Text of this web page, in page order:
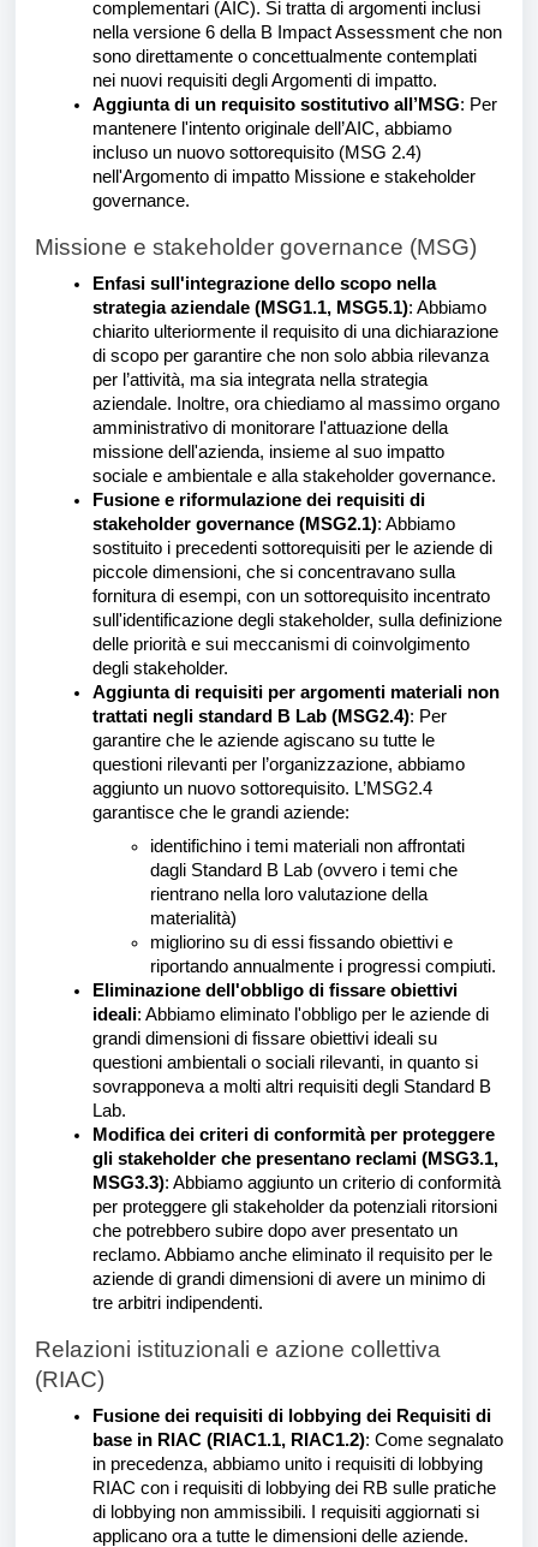
complementari (AIC). Si tratta di argomenti inclusi
nella versione 6 della B Impact Assessment che non
sono direttamente o concettualmente contemplati
nei nuovi requisiti degli Argomenti di impatto.
Aggiunta di un requisito sostitutivo all’MSG: Per
mantenere l'intento originale dell’AIC, abbiamo
incluso un nuovo sottorequisito (MSG 2.4)
nell'Argomento di impatto Missione e stakeholder
governance.
Missione e stakeholder governance (MSG)
Enfasi sull'integrazione dello scopo nella
strategia aziendale (MSG1.1, MSG5.1): Abbiamo
chiarito ulteriormente il requisito di una dichiarazione
di scopo per garantire che non solo abbia rilevanza
per l’attività, ma sia integrata nella strategia
aziendale. Inoltre, ora chiediamo al massimo organo
amministrativo di monitorare l'attuazione della
missione dell'azienda, insieme al suo impatto
sociale e ambientale e alla stakeholder governance.
Fusione e riformulazione dei requisiti di
stakeholder governance (MSG2.1): Abbiamo
sostituito i precedenti sottorequisiti per le aziende di
piccole dimensioni, che si concentravano sulla
fornitura di esempi, con un sottorequisito incentrato
sull'identificazione degli stakeholder, sulla definizione
delle priorità e sui meccanismi di coinvolgimento
degli stakeholder.
Aggiunta di requisiti per argomenti materiali non
trattati negli standard B Lab (MSG2.4): Per
garantire che le aziende agiscano su tutte le
questioni rilevanti per l’organizzazione, abbiamo
aggiunto un nuovo sottorequisito. L’MSG2.4
garantisce che le grandi aziende:
identifichino i temi materiali non affrontati
dagli Standard B Lab (ovvero i temi che
rientrano nella loro valutazione della
materialità)
migliorino su di essi fissando obiettivi e
riportando annualmente i progressi compiuti.
Eliminazione dell'obbligo di fissare obiettivi
ideali: Abbiamo eliminato l'obbligo per le aziende di
grandi dimensioni di fissare obiettivi ideali su
questioni ambientali o sociali rilevanti, in quanto si
sovrapponeva a molti altri requisiti degli Standard B
Lab.
Modifica dei criteri di conformità per proteggere
gli stakeholder che presentano reclami (MSG3.1,
MSG3.3): Abbiamo aggiunto un criterio di conformità
per proteggere gli stakeholder da potenziali ritorsioni
che potrebbero subire dopo aver presentato un
reclamo. Abbiamo anche eliminato il requisito per le
aziende di grandi dimensioni di avere un minimo di
tre arbitri indipendenti.
Relazioni istituzionali e azione collettiva
(RIAC)
Fusione dei requisiti di lobbying dei Requisiti di
base in RIAC (RIAC1.1, RIAC1.2): Come segnalato
in precedenza, abbiamo unito i requisiti di lobbying
RIAC con i requisiti di lobbying dei RB sulle pratiche
di lobbying non ammissibili. I requisiti aggiornati si
applicano ora a tutte le dimensioni delle aziende.